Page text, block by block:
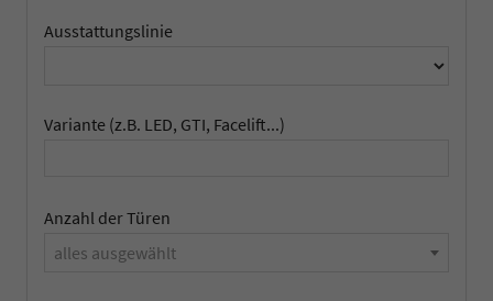
Ausstattungslinie
Variante (z.B. LED, GTI, Facelift...)
Anzahl der Türen
alles ausgewählt